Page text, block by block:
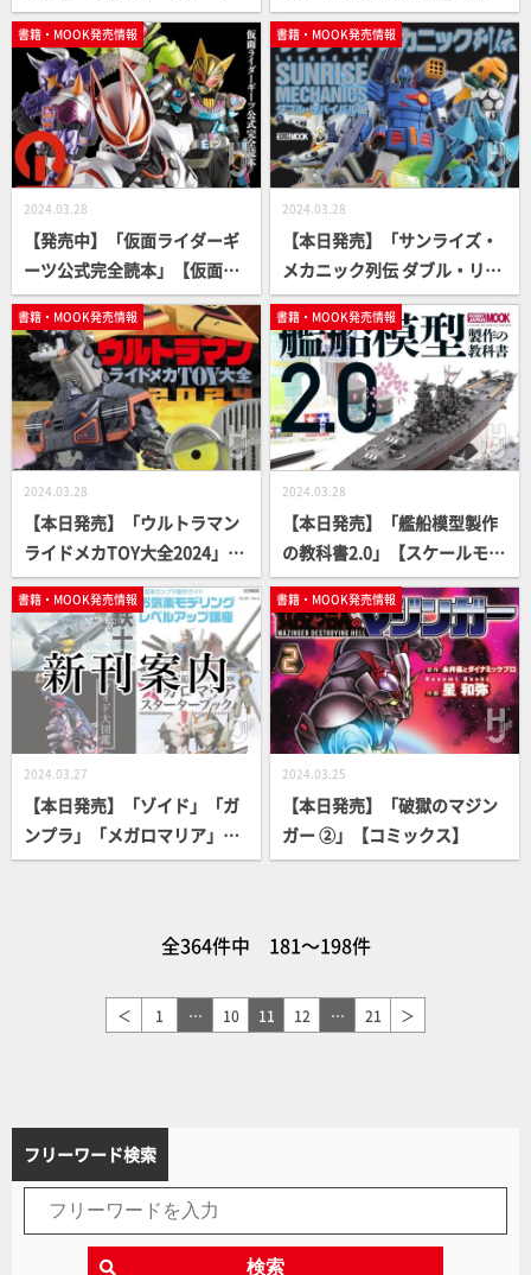
ド・メカニクス[復刻版]」【3
5周年記念】
ISTERS】
書籍・MOOK発売情報
2024.03.28
【発売中】「仮面ライダーギ
ーツ公式完全読本」【仮面ラ
イダー】
書籍・MOOK発売情報
2024.03.28
【本日発売】「サンライズ・
メカニック列伝 ダブル・リバ
イバル編」【第2弾】
書籍・MOOK発売情報
2024.03.28
【本日発売】「ウルトラマン
ライドメカTOY大全2024」
【ウルトラマン】
書籍・MOOK発売情報
2024.03.28
【本日発売】「艦船模型製作
の教科書2.0」【スケールモデ
ル】
書籍・MOOK発売情報
2024.03.27
【本日発売】「ゾイド」「ガ
ンプラ」「メガロマリア」
「軍事選書」気になる書籍が
書籍・MOOK発売情報
2024.03.25
【本日発売】「破獄のマジン
ガー ②」【コミックス】
全364件中 181～198件
＜ 1 … 10 11 12 … 21 ＞
フリーワード検索
検索